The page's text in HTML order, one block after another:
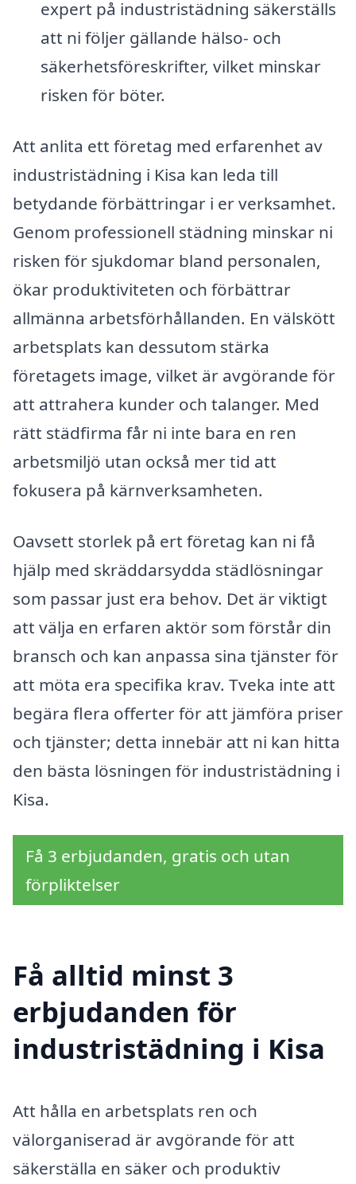
expert på industristädning säkerställs
att ni följer gällande hälso- och
säkerhetsföreskrifter, vilket minskar
risken för böter.
Att anlita ett företag med erfarenhet av
industristädning i Kisa kan leda till
betydande förbättringar i er verksamhet.
Genom professionell städning minskar ni
risken för sjukdomar bland personalen,
ökar produktiviteten och förbättrar
allmänna arbetsförhållanden. En välskött
arbetsplats kan dessutom stärka
företagets image, vilket är avgörande för
att attrahera kunder och talanger. Med
rätt städfirma får ni inte bara en ren
arbetsmiljö utan också mer tid att
fokusera på kärnverksamheten.
Oavsett storlek på ert företag kan ni få
hjälp med skräddarsydda städlösningar
som passar just era behov. Det är viktigt
att välja en erfaren aktör som förstår din
bransch och kan anpassa sina tjänster för
att möta era specifika krav. Tveka inte att
begära flera offerter för att jämföra priser
och tjänster; detta innebär att ni kan hitta
den bästa lösningen för industristädning i
Kisa.
Få 3 erbjudanden, gratis och utan
förpliktelser
Få alltid minst 3
erbjudanden för
industristädning i Kisa
Att hålla en arbetsplats ren och
välorganiserad är avgörande för att
säkerställa en säker och produktiv